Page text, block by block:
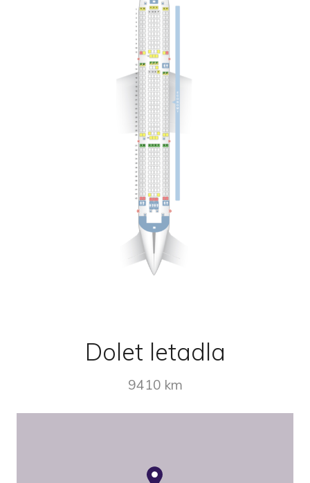
Dolet letadla
9410 km